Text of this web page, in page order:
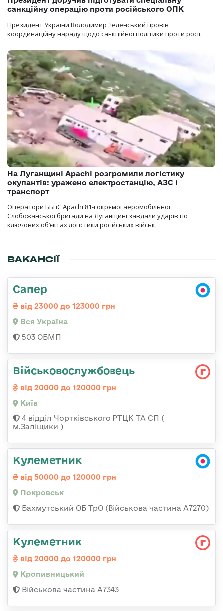
санкційну операцію проти російського ОПК
Президент України Володимир Зеленський провів
координаційну нараду щодо санкційної політики проти росії.
На Луганщині Apachi розгромили логістику
окупантів: уражено електростанцію, АЗС і
транспорт
Оператори ББпС Apachi 81-ї окремої аеромобільної
Слобожанської бригади на Луганщині завдали ударів по
ключових об’єктах логістики російських військ.
ВАКАНСІЇ
Сапер
від 23000 до 123000 грн
Вся Україна
503 ОБМП
Військовослужбовець
від 20000 до 120000 грн
Київ
4 відділ Чортківського РТЦК ТА СП (
м.Заліщики )
Кулеметник
від 50000 до 120000 грн
Покровськ
Бахмутський ОБ ТрО (Військова частина А7270)
Кулеметник
від 20000 до 120000 грн
Кропивницький
Військова частина А7343